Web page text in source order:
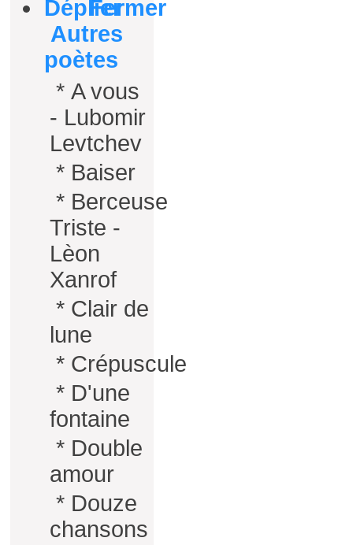
Autres
poètes
* A vous
- Lubomir
Levtchev
* Baiser
* Berceuse
Triste -
Lèon
Xanrof
* Clair de
lune
* Crépuscule
* D'une
fontaine
* Double
amour
* Douze
chansons